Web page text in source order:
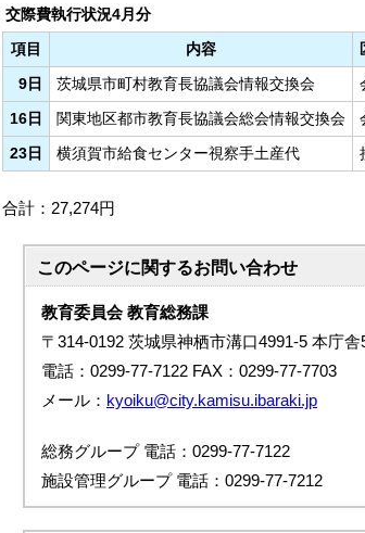
交際費執行状況4月分
項目
内容
9日
茨城県市町村教育長協議会情報交換会
16日
関東地区都市教育長協議会総会情報交換会
23日
横須賀市給食センター視察手土産代
合計：27,274円
このページに関するお問い合わせ
教育委員会 教育総務課
〒314-0192 茨城県神栖市溝口4991-5 本庁舎
電話：0299-77-7122 FAX：0299-77-7703
メール： kyoiku@city.kamisu.ibaraki.jp
総務グループ 電話：0299-77-7122
施設管理グループ 電話：0299-77-7212